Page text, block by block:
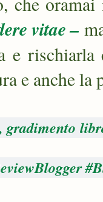
vitae –
e
e anche la
gradimento